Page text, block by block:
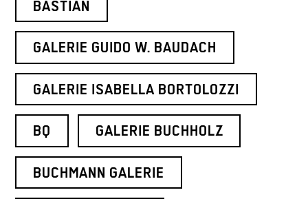
BASTIAN
GALERIE GUIDO W. BAUDACH
GALERIE ISABELLA BORTOLOZZI
BQ GALERIE BUCHHOLZ
BUCHMANN GALERIE